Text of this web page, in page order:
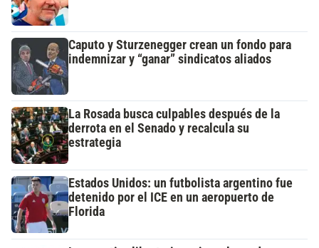
Caputo y Sturzenegger crean un fondo para
indemnizar y “ganar” sindicatos aliados
La Rosada busca culpables después de la
derrota en el Senado y recalcula su
estrategia
Estados Unidos: un futbolista argentino fue
detenido por el ICE en un aeropuerto de
Florida